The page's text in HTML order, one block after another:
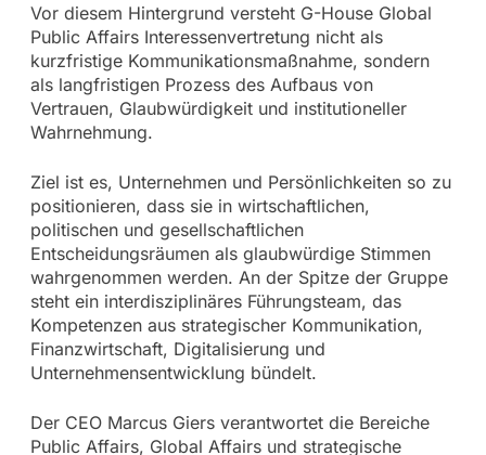
Vor diesem Hintergrund versteht G-House Global
Public Affairs Interessenvertretung nicht als
kurzfristige Kommunikationsmaßnahme, sondern
als langfristigen Prozess des Aufbaus von
Vertrauen, Glaubwürdigkeit und institutioneller
Wahrnehmung.
Ziel ist es, Unternehmen und Persönlichkeiten so zu
positionieren, dass sie in wirtschaftlichen,
politischen und gesellschaftlichen
Entscheidungsräumen als glaubwürdige Stimmen
wahrgenommen werden. An der Spitze der Gruppe
steht ein interdisziplinäres Führungsteam, das
Kompetenzen aus strategischer Kommunikation,
Finanzwirtschaft, Digitalisierung und
Unternehmensentwicklung bündelt.
Der CEO Marcus Giers verantwortet die Bereiche
Public Affairs, Global Affairs und strategische